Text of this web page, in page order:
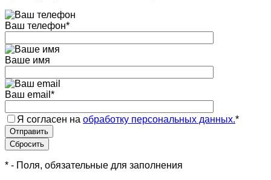
Ваш телефон*
Ваше имя
Ваш email *
Я согласен на обработку персональных данных.*
* - Поля, обязательные для заполнения